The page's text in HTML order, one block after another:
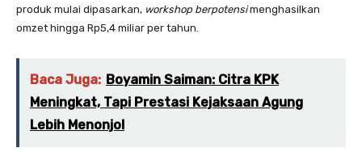
produk mulai dipasarkan, workshop berpotensimenghasilkan
omzet hingga Rp5,4 miliar per tahun.
Baca Juga: Boyamin Saiman: Citra KPK
Meningkat, Tapi Prestasi Kejaksaan Agung
Lebih Menonjol